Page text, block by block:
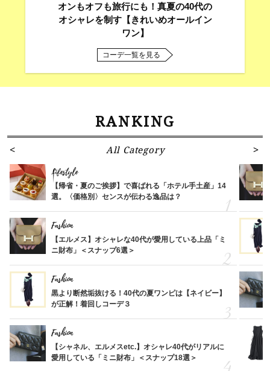
オンもオフも旅行にも！真夏の40代の
オシャレを制す【きれいめオールイン
ワン】
コーデ一覧を見る
RANKING
All Category
Lifestyle
【帰省・夏のご挨拶】で喜ばれる「ホテル手土産」14
選。〈価格別〉センスが伝わる逸品は？
Fashion
【エルメス】オシャレな40代が愛用している上品「ミ
ニ財布」＜スナップ6選＞
Fashion
黒より断然垢抜ける！40代の夏ワンピは【ネイビー】
が正解！着回しコーデ３
Fashion
【シャネル、エルメスetc.】オシャレ40代がリアルに
愛用している「ミニ財布」＜スナップ18選＞